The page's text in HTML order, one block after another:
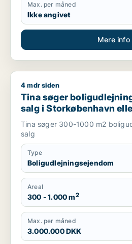
Max. per måned
Ikke angivet
Mere info
Tina søger
4 mdr siden
Tina søger
salg i Storkøbenhavn
Tina søger 300-1000 m2
salg
Type
Boligudlejningsejendom
Areal
300 - 1.000 m2
Max. per måned
3.000.000 DKK